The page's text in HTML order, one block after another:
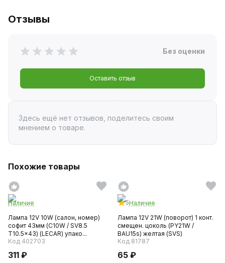
Отзывы
Без оценки
Оставить отзыв
Здесь ещё нет отзывов, поделитесь своим
мнением о товаре.
Похожие товары
Наличие
Лампа 12V 10W (салон, номер)
софит 43мм (C10W / SV8.5
T10.5x43) (LECAR) упако...
Код 402703
311 ₽
5Наличие
Лампа 12V 21W (поворот) 1 конт.
смещен. цоколь (PY21W /
BAU15s) желтая (SVS)
Код 81787
65 ₽